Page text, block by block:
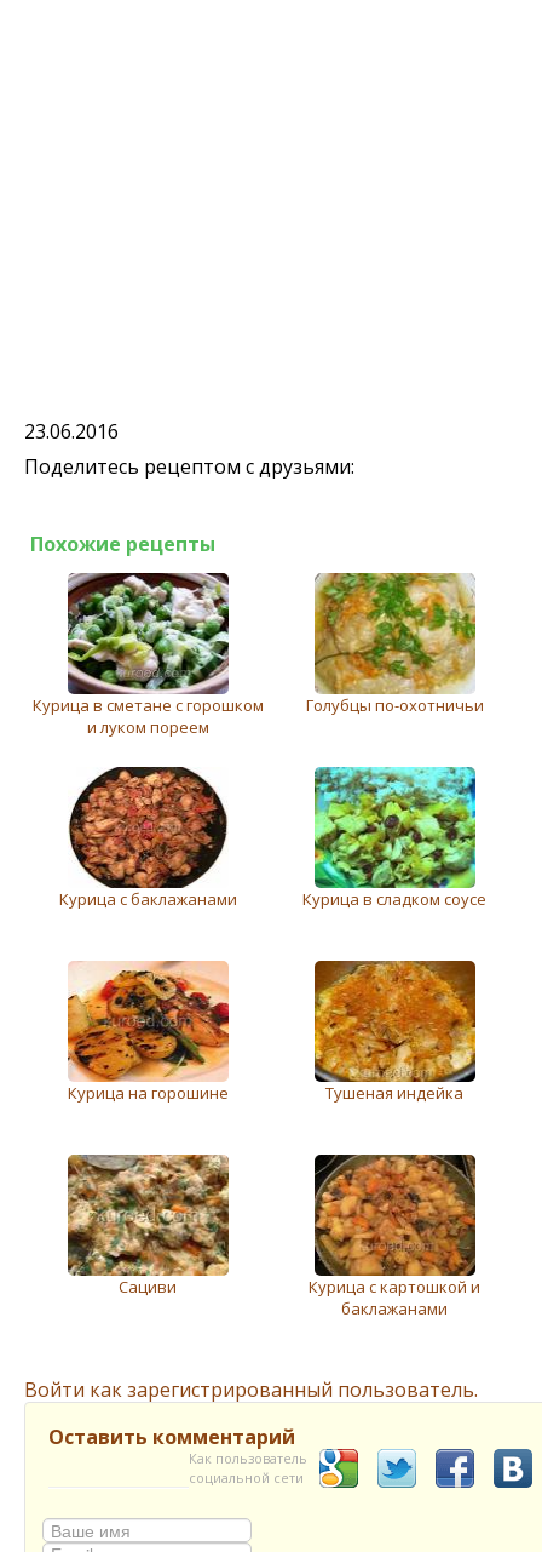
23.06.2016
Поделитесь рецептом с друзьями:
Похожие рецепты
Курица в сметане с горошком
и луком пореем
Голубцы по-охотничьи
Курица с баклажанами Курица в сладком соусе
Курица на горошине Тушеная индейка
Сациви
Курица с картошкой и
баклажанами
Войти как зарегистрированный пользователь.
Оставить комментарий
Как пользователь
социальной сети